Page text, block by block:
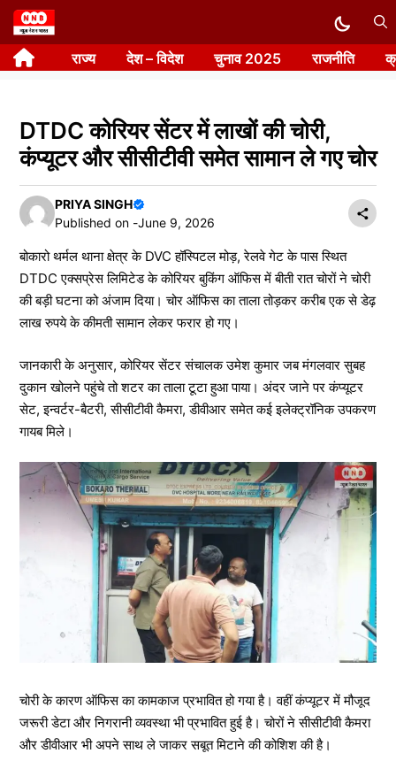
Skip
to
content राज्य देश – विदेश चुनाव 2025 राजनीति
DTDC कोरियर सेंटर में लाखों की चोरी,
कंप्यूटर और सीसीटीवी समेत सामान ले गए चोर
PRIYA SINGH
Published on -June 9, 2026
बोकारो थर्मल थाना क्षेत्र के DVC हॉस्पिटल मोड़, रेलवे गेट के पास स्थित
DTDC एक्सप्रेस लिमिटेड के कोरियर बुकिंग ऑफिस में बीती रात चोरों ने चोरी
की बड़ी घटना को अंजाम दिया। चोर ऑफिस का ताला तोड़कर करीब एक से डेढ़
लाख रुपये के कीमती सामान लेकर फरार हो गए।
जानकारी के अनुसार, कोरियर सेंटर संचालक उमेश कुमार जब मंगलवार सुबह
दुकान खोलने पहुंचे तो शटर का ताला टूटा हुआ पाया। अंदर जाने पर कंप्यूटर
सेट, इन्वर्टर-बैटरी, सीसीटीवी कैमरा, डीवीआर समेत कई इलेक्ट्रॉनिक उपकरण
गायब मिले।
चोरी के कारण ऑफिस का कामकाज प्रभावित हो गया है। वहीं कंप्यूटर में मौजूद
जरूरी डेटा और निगरानी व्यवस्था भी प्रभावित हुई है। चोरों ने सीसीटीवी कैमरा
और डीवीआर भी अपने साथ ले जाकर सबूत मिटाने की कोशिश की है।